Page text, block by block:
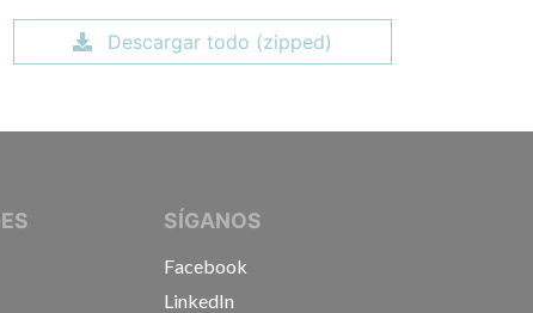
Descargar todo (zipped)
JOURNALISTSSÍGANOS
Facebook
LinkedIn